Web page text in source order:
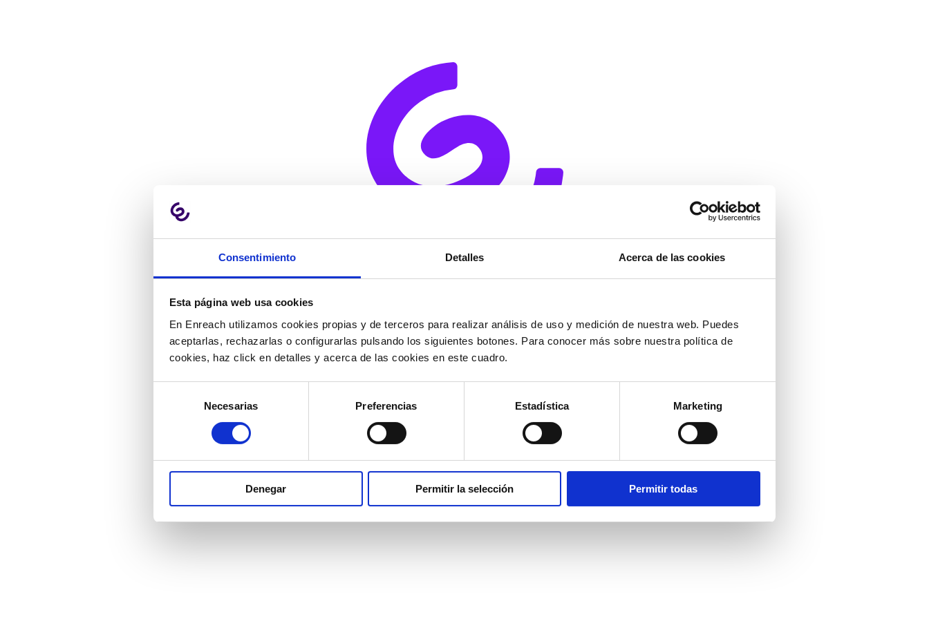
Consentimiento Detalles Acerca de las cookies
Esta página web usa cookies
En Enreach utilizamos cookies propias y de terceros para realizar análisis de uso y medición de nuestra web. Puedes
aceptarlas, rechazarlas o configurarlas pulsando los siguientes botones. Para conocer más sobre nuestra política de
cookies, haz click en detalles y acerca de las cookies en este cuadro.
consentimiento
Necesarias Preferencias Estadística Marketing
Denegar Permitir la selección Permitir todas
En breve nos pondremos en contacto contigo.